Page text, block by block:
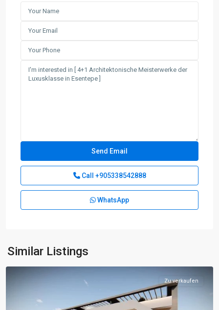
Call +905338542888
WhatsApp
Similar Listings
Lapta,
Kyrenia
Zu verkaufen